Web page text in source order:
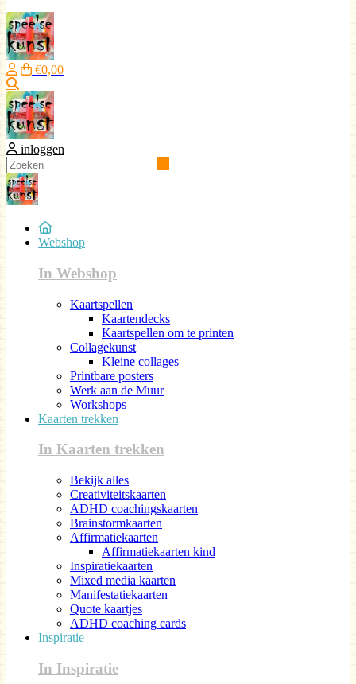
€0,00
inloggen
Webshop
In Webshop
Kaartspellen
Kaartendecks
Kaartspellen om te printen
Collagekunst
Kleine collages
Printbare posters
Werk aan de Muur
Workshops
Kaarten trekken
In Kaarten trekken
Bekijk alles
Creativiteitskaarten
ADHD coachingskaarten
Brainstormkaarten
Affirmatiekaarten
Affirmatiekaarten kind
Inspiratiekaarten
Mixed media kaarten
Manifestatiekaarten
Quote kaartjes
ADHD coaching cards
Inspiratie
In Inspiratie